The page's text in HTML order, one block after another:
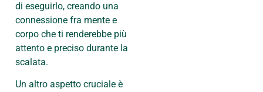
di eseguirlo, creando una
connessione fra mente e
corpo che ti renderebbe più
attento e preciso durante la
scalata.
Un altro aspetto cruciale è